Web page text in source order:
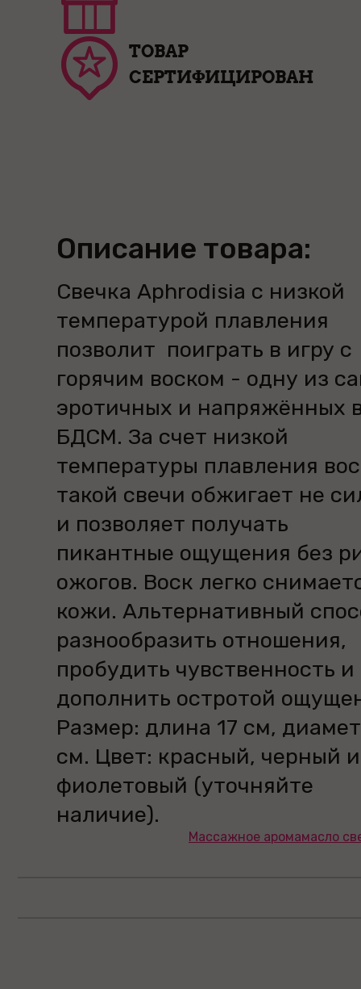
ТОВАР
СЕРТИФИЦИРОВАН
Описание товара:
Свечка Aphrodisia с низкой
температурой плавления
позволит поиграть в игру с
горячим воском - одну из
эротичных и напряжённых
БДСМ. За счет низкой
температуры плавления
такой свечи обжигает не
и позволяет получать
пикантные ощущения без
ожогов. Воск легко
кожи. Альтернативный
разнообразить отношения,
пробудить чувственность и
дополнить остротой
Размер: длина 17 см,
см. Цвет: красный, черный
фиолетовый (уточняйте
наличие).
Массажное аромамасло